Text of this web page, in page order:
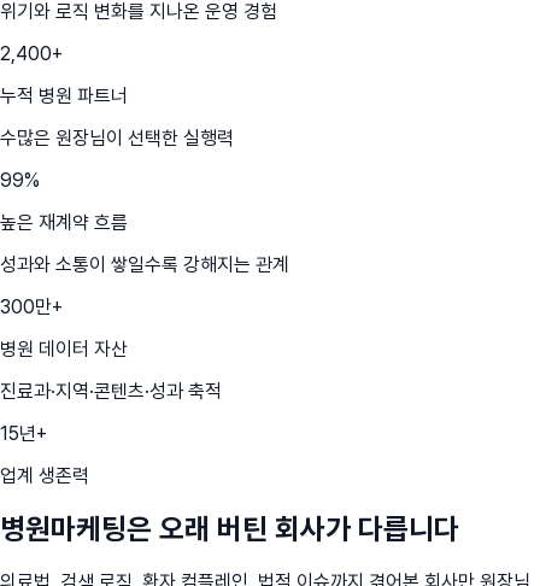
위기와 로직 변화를 지나온 운영 경험
2,400+
누적 병원 파트너
수많은 원장님이 선택한 실행력
99%
높은 재계약 흐름
성과와 소통이 쌓일수록 강해지는 관계
300만+
병원 데이터 자산
진료과·지역·콘텐츠·성과 축적
15년+
업계 생존력
병원마케팅은 오래 버틴 회사가 다릅니다